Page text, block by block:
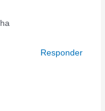
Responder